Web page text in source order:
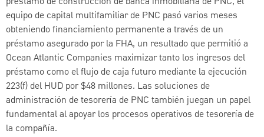
equipo de capital multifamiliar de PNC pasó varios meses
obteniendo financiamiento permanente a través de un
préstamo asegurado por la FHA, un resultado que permitió a
Ocean Atlantic Companies maximizar tanto los ingresos del
préstamo como el flujo de caja futuro mediante la ejecución
223(f) del HUD por $48 millones. Las soluciones de
administración de tesorería de PNC también juegan un papel
fundamental al apoyar los procesos operativos de tesorería de
la compañía.